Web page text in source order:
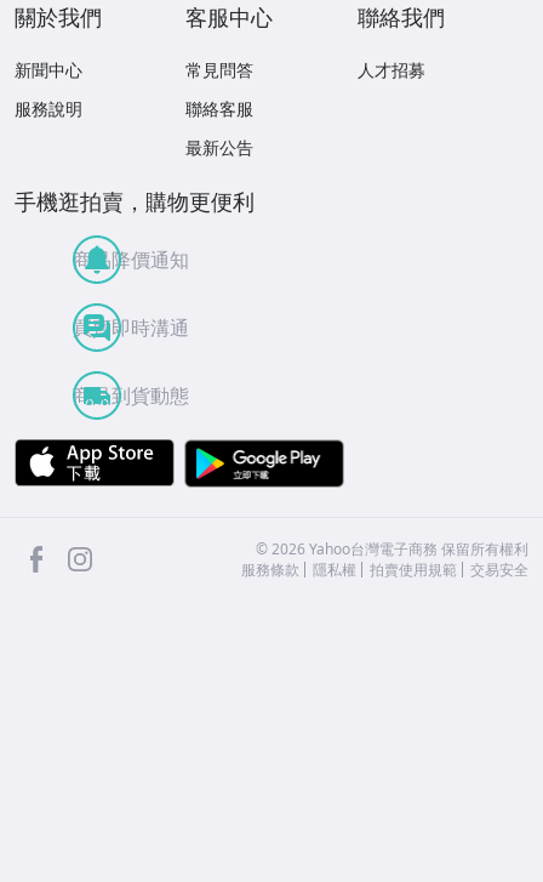
關於我們
新聞中心
服務說明
客服中心
常見問答
聯絡客服
最新公告
聯絡我們
人才招募
手機逛拍賣，購物更便利
商品降價通知
買賣即時溝通
商品到貨動態
APP Store
facebook ©2026 Yahoo台灣電子商務 保留所有權利
服務條款
隱私權 拍賣使用規範 交易安全